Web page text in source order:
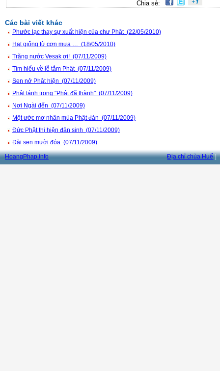
Chia sẻ:
Các bài viết khác
Phước lạc thay sự xuất hiện của chư Phật (22/05/2010)
Hạt giống từ cơn mưa … (18/05/2010)
Trăng nước Vesak ơi! (07/11/2009)
Tìm hiểu về lễ tắm Phật (07/11/2009)
Sen nở Phật hiện (07/11/2009)
Phật tánh trong "Phật đã thành" (07/11/2009)
Nơi Ngài đến (07/11/2009)
Một ước mơ nhân mùa Phật đản (07/11/2009)
Đức Phật thị hiện đản sinh (07/11/2009)
Đài sen mười đóa (07/11/2009)
HoangPhap.info Địa chỉ chùa Huế |